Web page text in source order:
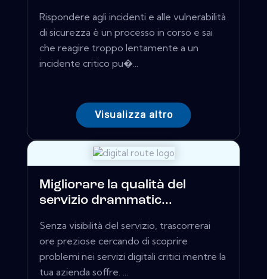
Rispondere agli incidenti e alle vulnerabilità
di sicurezza è un processo in corso e sai
che reagire troppo lentamente a un
incidente critico pu�...
Visualizza altro
Migliorare la qualità del
servizio drammatic...
Senza visibilità del servizio, trascorrerai
ore preziose cercando di scoprire
problemi nei servizi digitali critici mentre la
tua azienda soffre. ...